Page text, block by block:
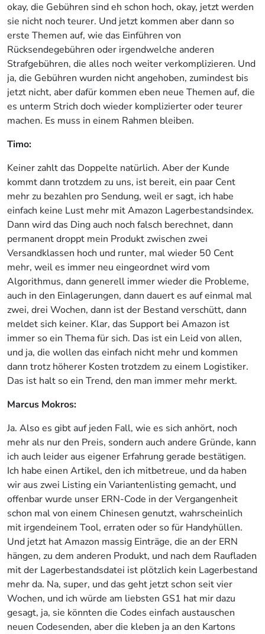
okay, die Gebühren sind eh schon hoch, okay, jetzt werden
sie nicht noch teurer. Und jetzt kommen aber dann so
erste Themen auf, wie das Einführen von
Rücksendegebühren oder irgendwelche anderen
Strafgebühren, die alles noch weiter verkomplizieren. Und
ja, die Gebühren wurden nicht angehoben, zumindest bis
jetzt nicht, aber dafür kommen eben neue Themen auf, die
es unterm Strich doch wieder komplizierter oder teurer
machen. Es muss in einem Rahmen bleiben.
Timo:
Keiner zahlt das Doppelte natürlich. Aber der Kunde
kommt dann trotzdem zu uns, ist bereit, ein paar Cent
mehr zu bezahlen pro Sendung, weil er sagt, ich habe
einfach keine Lust mehr mit Amazon Lagerbestandsindex.
Dann wird das Ding auch noch falsch berechnet, dann
permanent droppt mein Produkt zwischen zwei
Versandklassen hoch und runter, mal wieder 50 Cent
mehr, weil es immer neu eingeordnet wird vom
Algorithmus, dann generell immer wieder die Probleme,
auch in den Einlagerungen, dann dauert es auf einmal mal
zwei, drei Wochen, dann ist der Bestand verschütt, dann
meldet sich keiner. Klar, das Support bei Amazon ist
immer so ein Thema für sich. Das ist ein Leid von allen,
und ja, die wollen das einfach nicht mehr und kommen
dann trotz höherer Kosten trotzdem zu einem Logistiker.
Das ist halt so ein Trend, den man immer mehr merkt.
Marcus Mokros:
Ja. Also es gibt auf jeden Fall, wie es sich anhört, noch
mehr als nur den Preis, sondern auch andere Gründe, kann
ich auch leider aus eigener Erfahrung gerade bestätigen.
Ich habe einen Artikel, den ich mitbetreue, und da haben
wir aus zwei Listing ein Variantenlisting gemacht, und
offenbar wurde unser ERN-Code in der Vergangenheit
schon mal von einem Chinesen genutzt, wahrscheinlich
mit irgendeinem Tool, erraten oder so für Handyhüllen.
Und jetzt hat Amazon massig Einträge, die an der ERN
hängen, zu dem anderen Produkt, und nach dem Raufladen
mit der Lagerbestandsdatei ist plötzlich kein Lagerbestand
mehr da. Na, super, und das geht jetzt schon seit vier
Wochen, und ich würde am liebsten GS1 hat mir dazu
gesagt, ja, sie könnten die Codes einfach austauschen
neuen Codesenden, aber die kleben ja an den Kartons